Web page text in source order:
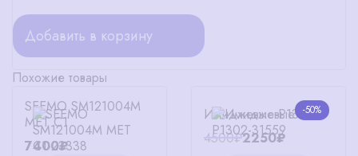
Добавить в корзину
Похожие товары
SEEMO SM121004M
MET C1
7400₽
-50%
Имиджевые P1302
4500₽2250₽